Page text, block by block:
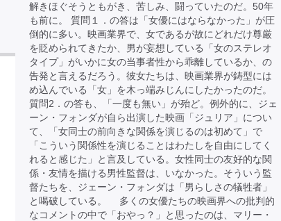
解きほぐそうともがき、苦しみ、闘っていたのだ。50年
も前に。 質問１．の答は「女優にはならなかった」が圧
倒的に多い。映画業界で、女であるが故にどれだけ尊厳
を貶められてきたか、男が妄想している「女のステレオ
タイプ」がいかに女の当事者性から乖離しているか、の
告発と言えるだろう。彼女たちは、映画業界が鋳型には
め込んでいる「女」を木っ端みじんにしたかったのだ。
質問2．の答も、「一度も無い」が殆ど。例外的に、ジェ
ーン・フォンダが自ら出演した映画「ジュリア」につい
て、「女同士の前向きな関係を演じるのは初めて」で
「こういう関係性を演じることはわたしを自由にしてく
れると感じた」と言及している。女性同士の友好的な関
係・友情を描ける男性監督は、いなかった。そういう監
督たちを、ジェーン・フォンダは「男らしさの犠牲者」
と喝破している。 多くの女優たちの映画界への批判的
なコメントの中で「おやっ？」と思ったのは、マリー・